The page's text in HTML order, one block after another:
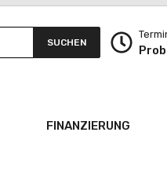
SUCHEN
FINANZIERUNG